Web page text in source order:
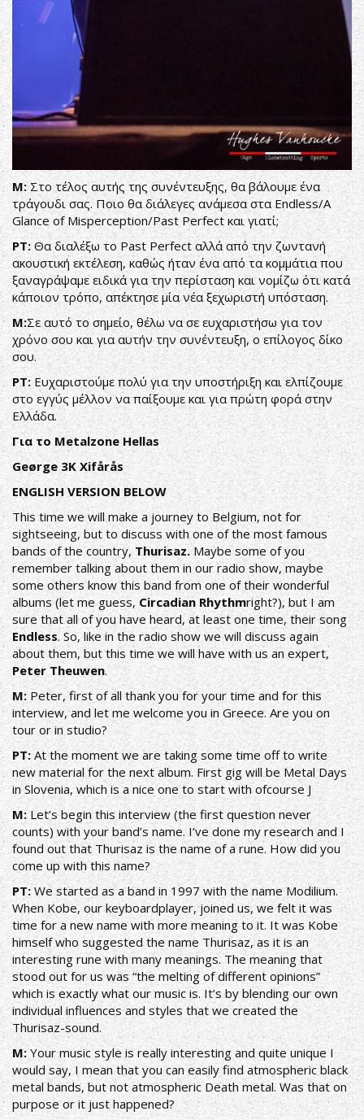
Μ:Στο τέλος αυτής της συνέντευξης, θα βάλουμε ένα
τράγουδι σας. Ποιο θα διάλεγες ανάμεσα στα Endless/A
Glance of Misperception/Past Perfect και γιατί;
ΡΤ:Θα διαλέξω το Past Perfect αλλά από την ζωντανή
ακουστική εκτέλεση, καθώς ήταν ένα από τα κομμάτια που
ξαναγράψαμε ειδικά για την περίσταση και νομίζω ότι κατά
κάποιον τρόπο, απέκτησε μία νέα ξεχωριστή υπόσταση.
Μ:Σε αυτό το σημείο, θέλω να σε ευχαριστήσω για τον
χρόνο σου και για αυτήν την συνέντευξη, ο επίλογος δίκο
σου.
ΡΤ: Ευχαριστούμε πολύ για την υποστήριξη και ελπίζουμε
στο εγγύς μέλλον να παίξουμε και για πρώτη φορά στην
Ελλάδα.
Για το Metalzone Hellas
Geørge 3K Xifårås
ENGLISH VERSION BELOW
This time we will make a journey to Belgium, not for
sightseeing, but to discuss with one of the most famous
bands of the country, Thurisaz. Maybe some of you
remember talking about them in our radio show, maybe
some others know this band from one of their wonderful
albums (let me guess, Circadian Rhythmright?), but I am
sure that all of you have heard, at least one time, their song
Endless. So, like in the radio show we will discuss again
about them, but this time we will have with us an expert,
Peter Theuwen.
Μ:Peter, first of all thank you for your time and for this
interview, and let me welcome you in Greece. Are you on
tour or in studio?
ΡΤ:At the moment we are taking some time off to write
new material for the next album. First gig will be Metal Days
in Slovenia, which is a nice one to start with ofcourse J
Μ: Let’s begin this interview (the first question never
counts) with your band’s name. I’ve done my research and I
found out that Thurisaz is the name of a rune. How did you
come up with this name?
ΡΤ:We started as a band in 1997 with the name Modilium.
When Kobe, our keyboardplayer, joined us, we felt it was
time for a new name with more meaning to it. It was Kobe
himself who suggested the name Thurisaz, as it is an
interesting rune with many meanings. The meaning that
stood out for us was “the melting of different opinions”
which is exactly what our music is. It’s by blending our own
individual influences and styles that we created the
Thurisaz-sound.
Μ:Your music style is really interesting and quite unique I
would say, I mean that you can easily find atmospheric black
metal bands, but not atmospheric Death metal. Was that on
purpose or it just happened?